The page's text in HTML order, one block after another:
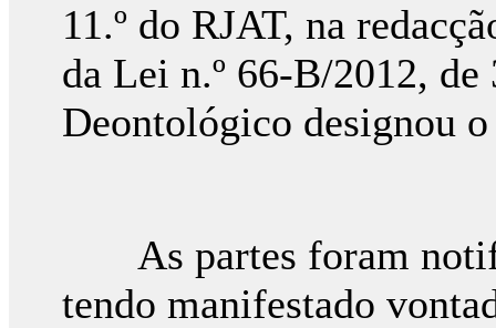
11.º do RJAT, na
da Lei n.º 66-B/2012,
Deontológico designou
As partes foram
tendo manifestado